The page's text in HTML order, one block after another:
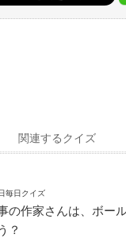
関連するクイズ
毎日クイズ
の作家さんは、ボー
？